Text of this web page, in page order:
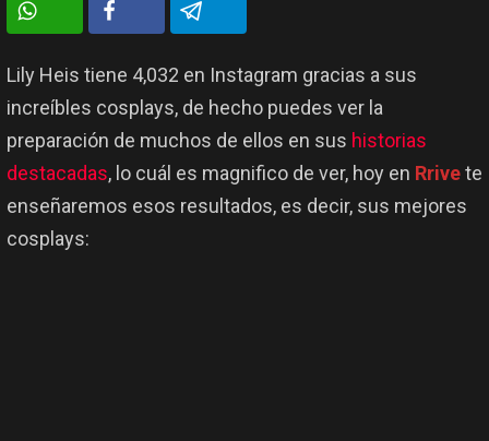
Lily Heis tiene 4,032 en Instagram gracias a sus
increíbles cosplays, de hecho puedes ver la
preparación de muchos de ellos en sus historias
destacadas, lo cuál es magnifico de ver, hoy en Rrivete
enseñaremos esos resultados, es decir, sus mejores
cosplays: